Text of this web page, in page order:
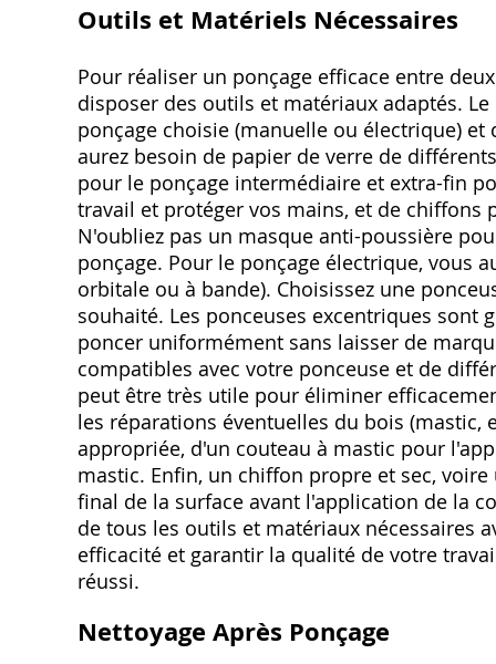
Outils et Matériels Nécessaires
Pour réaliser un ponçage efficace entre
disposer des outils et matériaux adaptés.
ponçage choisie (manuelle ou électrique)
aurez besoin de papier de verre de
pour le ponçage intermédiaire et extra-fin
travail et protéger vos mains, et de chiffons
N'oubliez pas un masque anti-poussière
ponçage. Pour le ponçage électrique, vous
orbitale ou à bande). Choisissez une
souhaité. Les ponceuses excentriques sont
poncer uniformément sans laisser de
compatibles avec votre ponceuse et de
peut être très utile pour éliminer
les réparations éventuelles du bois (mastic,
appropriée, d'un couteau à mastic pour
mastic. Enfin, un chiffon propre et sec,
final de la surface avant l'application de la
de tous les outils et matériaux nécessaires
efficacité et garantir la qualité de votre
réussi.
Nettoyage Après Ponçage